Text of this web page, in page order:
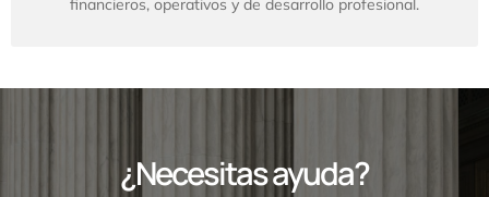
financieros, operativos y de desarrollo profesional.
¿Necesitas ayuda?